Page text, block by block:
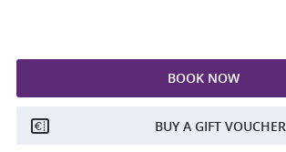
BOOK NOW
BUY A GIFT VOUCHER